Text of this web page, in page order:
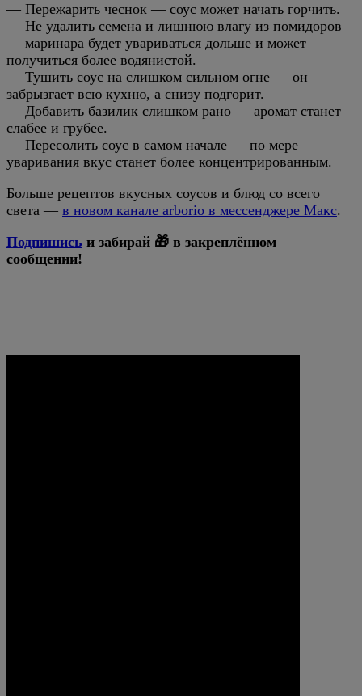
— Пережарить чеснок — соус может начать горчить.
— Не удалить семена и лишнюю влагу из помидоров
— маринара будет увариваться дольше и может
получиться более водянистой.
— Тушить соус на слишком сильном огне — он
забрызгает всю кухню, а снизу подгорит.
— Добавить базилик слишком рано — аромат станет
слабее и грубее.
— Пересолить соус в самом начале — по мере
уваривания вкус станет более концентрированным.
Больше рецептов вкусных соусов и блюд со всего
света — в новом канале arborio в мессенджере Макс.
Подпишись и забирай 🎁 в закреплённом
сообщении!